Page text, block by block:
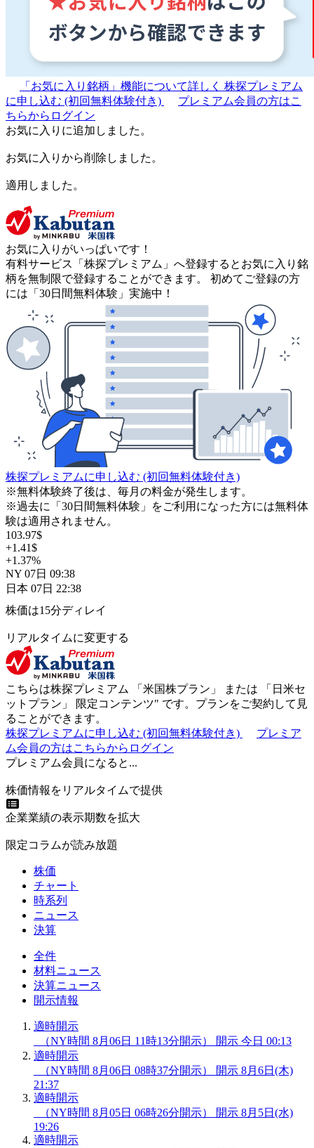
「お気に入り銘柄」機能について詳しく 株探プレミアム
に申し込む (初回無料体験付き)
プレミアム会員の方はこ
ちらからログイン
お気に入りに追加しました。
お気に入りから削除しました。
適用しました。
お気に入りがいっぱいです！
有料サービス「株探プレミアム」へ登録するとお気に入り銘
柄を無制限で登録することができます。 初めてご登録の方
には「30日間無料体験」実施中！
株探プレミアムに申し込む (初回無料体験付き)
※無料体験終了後は、毎月の料金が発生します。
※過去に「30日間無料体験」をご利用になった方には無料体
験は適用されません。
103.97$
+1.41$
+1.37%
NY 07日 09:38
日本 07日 22:38
株価は15分ディレイ
リアルタイムに変更する
こちらは株探プレミアム 「 米国株プラン 」 または 「 日米セ
ットプラン 」 限定コンテンツ" です。プランをご契約して見
ることができます。
株探プレミアムに申し込む (初回無料体験付き)
プレミア
ム会員の方はこちらからログイン
プレミアム会員になると...
株価情報をリアルタイムで提供
企業業績の表示期数を拡大
限定コラムが読み放題
株価
チャート
時系列
ニュース
決算
全件
材料ニュース
決算ニュース
開示情報
適時開示
（NY時間 8月06日 11時13分開示）
開示 今日 00:13
適時開示
（NY時間 8月06日 08時37分開示）
開示 8月6日(木)
21:37
適時開示
（NY時間 8月05日 06時26分開示）
開示 8月5日(水)
19:26
適時開示